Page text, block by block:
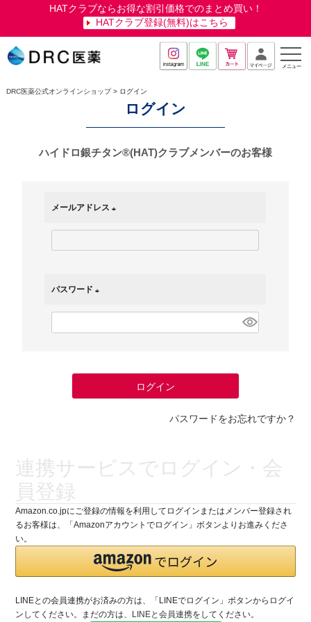
HATクラブならお得な割引価格でのまとめ買い！
HATクラブ登録(無料)はこちら
メニュー
DRC医薬公式オンラインショップ ログイン
ログイン
ハイドロ銀チタン®(HAT)クラブメンバーのお客様
メールアドレス
(
パスワード
(
ログイン
パスワードをお忘れですか？
連携サービスでログイン・会
員登録
Amazon.co.jpにご登録の情報を利用してログインまたはメンバー登録され
るお客様は、「Amazonアカウントでログイン」ボタンよりお進みくださ
い。
LINEとの会員連携がお済みの方は、「LINEでログイン」ボタンからログイ
ンしてください。まだの方は、 LINEと会員連携をしてください。